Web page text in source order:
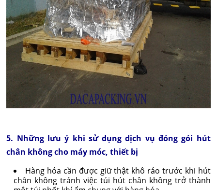
5. Những lưu ý khi sử dụng dịch vụ đóng gói hút
chân không cho máy móc, thiết bị
Hàng hóa cần được giữ thật khô ráo trước khi hút
chân không tránh việc túi hút chân không trở thành